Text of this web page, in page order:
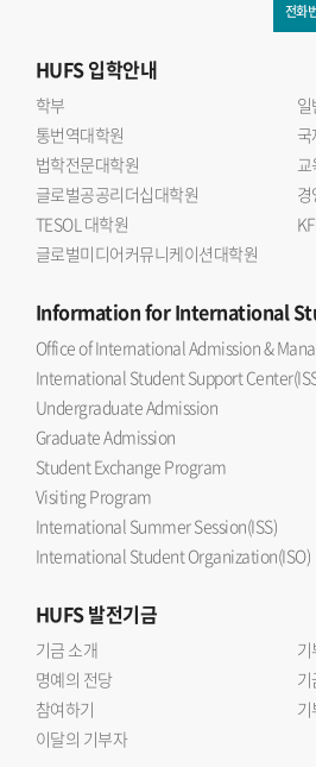
전화
HUFS입학안내
학부
통번역대학원
법학전문대학원
글로벌공공리더십대학원
TESOL 대학원
글로벌미디어커뮤니케이션대학원
Informationfor International
Office of International Admission &
International Student Support
Undergraduate Admission
Graduate Admission
Student Exchange Program
Visiting Program
International Summer Session(ISS)
International Student Organization(ISO)
HUFS발전기금
기금 소개
명예의 전당
기
참여하기
이달의 기부자